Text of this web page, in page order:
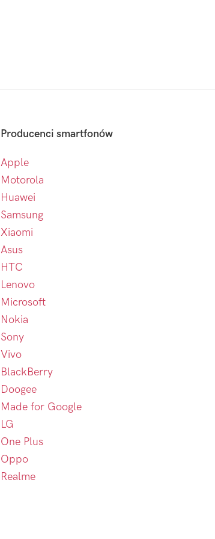
Producenci smartfonów
Apple
Motorola
Huawei
Samsung
Xiaomi
Asus
HTC
Lenovo
Microsoft
Nokia
Sony
Vivo
BlackBerry
Doogee
Made for Google
LG
One Plus
Oppo
Realme